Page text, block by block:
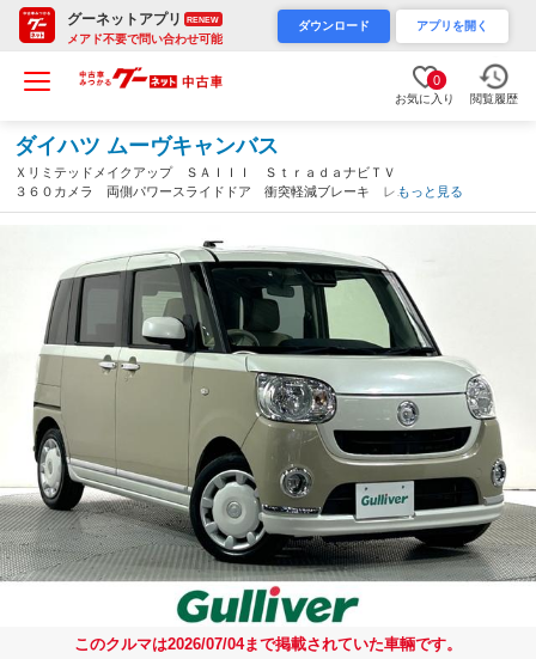
グーネットアプリ RENEW
メアド不要で問い合わせ可能
ダウンロード アプリを開く
0
お気に入り 閲覧履歴
ダイハツ ムーヴキャンバス
Ｘリミテッドメイクアップ ＳＡＩＩＩ ＳｔｒａｄａナビＴＶ
３６０カメラ 両側パワースライドドア 衝突軽減ブレーキ レー
ンアシスト オートハイビーム スマートキー プッシュスター
もっと見る
このクルマは2026/07/04まで掲載されていた車輛です。